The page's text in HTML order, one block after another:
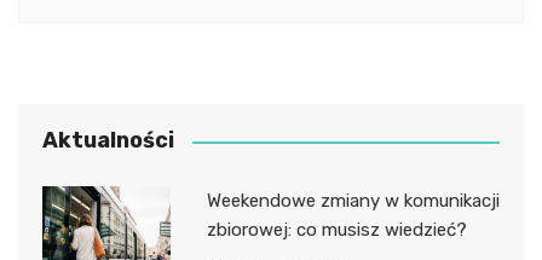
Aktualności
Weekendowe zmiany w komunikacji
zbiorowej: co musisz wiedzieć?